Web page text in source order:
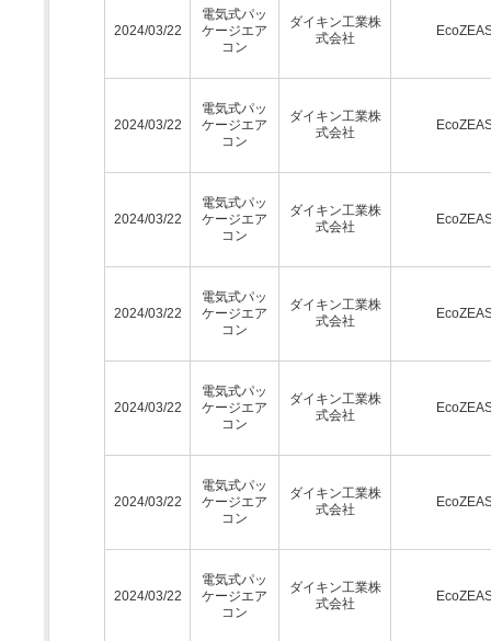
2024/03/22
電気式パッ
ケージエア
コン
ダイキン工業株
式会社
2024/03/22
電気式パッ
ケージエア
コン
ダイキン工業株
式会社
2024/03/22
電気式パッ
ケージエア
コン
ダイキン工業株
式会社
2024/03/22
電気式パッ
ケージエア
コン
ダイキン工業株
式会社
2024/03/22
電気式パッ
ケージエア
コン
ダイキン工業株
式会社
2024/03/22
電気式パッ
ケージエア
コン
ダイキン工業株
式会社
2024/03/22
電気式パッ
ケージエア
コン
ダイキン工業株
式会社